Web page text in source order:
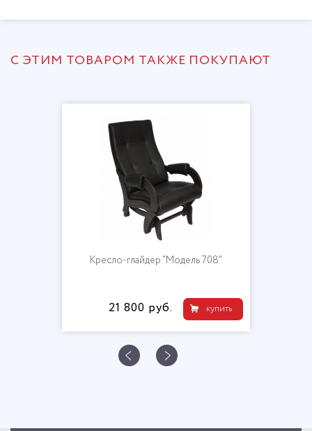
С ЭТИМ ТОВАРОМ ТАКЖЕ ПОКУПАЮТ
Кресло-глайдер "Модель 708"
купить
21 800 руб.